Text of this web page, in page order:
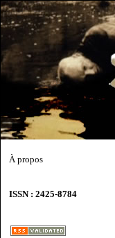
À propos
ISSN : 2425-8784